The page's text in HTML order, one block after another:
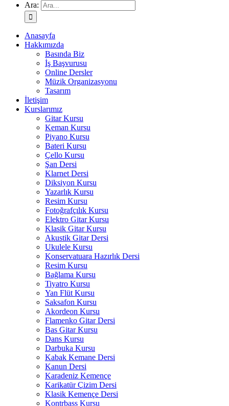
Ara:
Anasayfa
Hakkımızda
Basında Biz
İş Başvurusu
Online Dersler
Müzik Organizasyonu
Tasarım
İletişim
Kurslarımız
Gitar Kursu
Keman Kursu
Piyano Kursu
Bateri Kursu
Çello Kursu
Şan Dersi
Klarnet Dersi
Diksiyon Kursu
Yazarlık Kursu
Resim Kursu
Fotoğrafçılık Kursu
Elektro Gitar Kursu
Klasik Gitar Kursu
Akustik Gitar Dersi
Ukulele Kursu
Konservatuara Hazırlık Dersi
Resim Kursu
Bağlama Kursu
Tiyatro Kursu
Yan Flüt Kursu
Saksafon Kursu
Akordeon Kursu
Flamenko Gitar Dersi
Bas Gitar Kursu
Dans Kursu
Darbuka Kursu
Kabak Kemane Dersi
Kanun Dersi
Karadeniz Kemençe
Karikatür Çizim Dersi
Klasik Kemençe Dersi
Kontrbass Kursu